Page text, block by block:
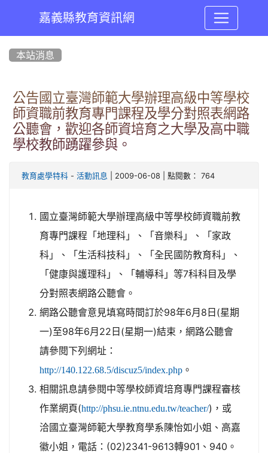
嘉義縣教育資訊網
本站消息
公告國立臺灣師範大學辦理高級中等學校
師資職前教育專門課程及學分對照表網路
公聽會，歡迎各師資培育之大學及高中職
學校教師踴躍參與。
教育處學特科 - 活動訊息 | 2009-06-08 | 點閱數： 764
國立臺灣師範大學辦理高級中等學校師資職前教
育專門課程「地理科」、「音樂科」、「家政
科」、「生活科技科」、「全民國防教育科」、
「健康與護理科」、「輔導科」等7科科目及學
分對照表網路公聽會。
網路公聽會意見填寫時間訂於98年6月8日(星期
一)至98年6月22日(星期一)結束，網路公聽會
請參閱下列網址：
http://140.122.68.5/discuz5/index.php 。
相關訊息請參閱中等學校師資培育專門課程審核
作業網頁(http://phsu.ie.ntnu.edu.tw/teacher/)，或
洽國立臺灣師範大學教育學系陳怡如小姐、高嘉
徽小姐，電話：(02)2341-9613轉901、940。